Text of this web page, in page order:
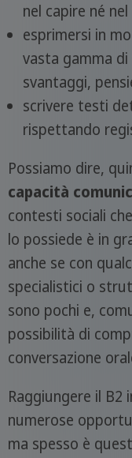
nel capire né
esprimersi in
vasta gamma
svantaggi,
scrivere testi
rispettando
Possiamo dire,
capacità
contesti sociali
lo possiede è in
anche se con
specialistici o
sono pochi e,
possibilità di
conversazione
Raggiungere il B2
numerose
ma spesso è